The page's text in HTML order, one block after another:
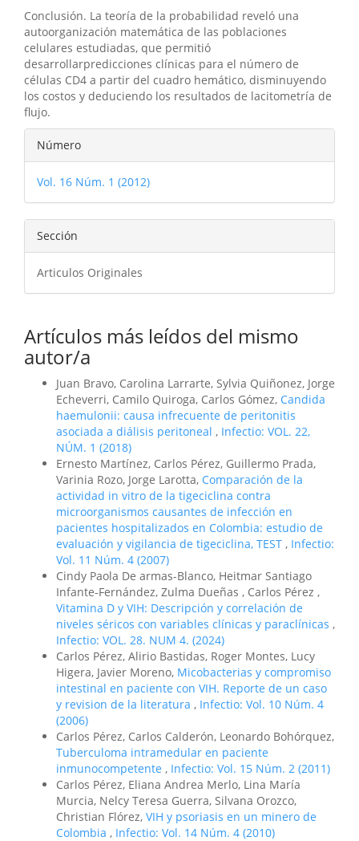
Conclusión. La teoría de la probabilidad reveló una
autoorganización matemática de las poblaciones
celulares estudiadas, que permitió
desarrollarpredicciones clínicas para el número de
células CD4 a partir del cuadro hemático, disminuyendo
los costos y deduciendo los resultados de lacitometría de
flujo.
Detalles
del
artículo
Número
Vol. 16 Núm. 1 (2012)
Sección
Articulos Originales
Artículos más leídos del mismo
autor/a
Juan Bravo, Carolina Larrarte, Sylvia Quiñonez, Jorge
Echeverri, Camilo Quiroga, Carlos Gómez, Candida
haemulonii: causa infrecuente de peritonitis
asociada a diálisis peritoneal , Infectio: VOL. 22,
NÚM. 1 (2018)
Ernesto Martínez, Carlos Pérez, Guillermo Prada,
Varinia Rozo, Jorge Larotta, Comparación de la
actividad in vitro de la tigeciclina contra
microorganismos causantes de infección en
pacientes hospitalizados en Colombia: estudio de
evaluación y vigilancia de tigeciclina, TEST , Infectio:
Vol. 11 Núm. 4 (2007)
Cindy Paola De armas-Blanco, Heitmar Santiago
Infante-Fernández, Zulma Dueñas , Carlos Pérez ,
Vitamina D y VIH: Descripción y correlación de
niveles séricos con variables clínicas y paraclínicas ,
Infectio: VOL. 28. NUM 4. (2024)
Carlos Pérez, Alirio Bastidas, Roger Montes, Lucy
Higera, Javier Moreno, Micobacterias y compromiso
intestinal en paciente con VIH. Reporte de un caso
y revision de la literatura , Infectio: Vol. 10 Núm. 4
(2006)
Carlos Pérez, Carlos Calderón, Leonardo Bohórquez,
Tuberculoma intramedular en paciente
inmunocompetente , Infectio: Vol. 15 Núm. 2 (2011)
Carlos Pérez, Eliana Andrea Merlo, Lina María
Murcia, Nelcy Teresa Guerra, Silvana Orozco,
Christian Flórez, VIH y psoriasis en un minero de
Colombia , Infectio: Vol. 14 Núm. 4 (2010)